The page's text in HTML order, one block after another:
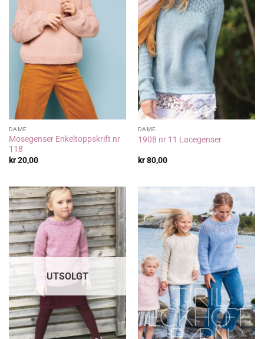
DAME
Mosegenser Enkeltoppskrift nr
118
kr20,00
DAME
1908 nr 11 Lacegenser
kr80,00
UTSOLGT